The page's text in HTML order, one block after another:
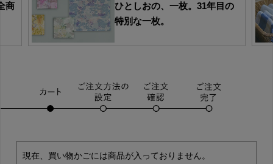
商
ひとしおの、一枚。31年目の
特別な一枚。
現在、買い物かごには商品が入っておりません。